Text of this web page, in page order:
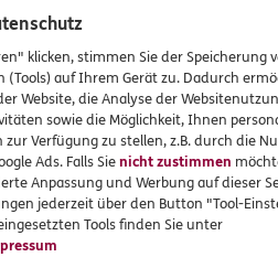
für die Vergütung der
und/oder sonstige für
Die Berücksichtigung von
insbesondere keinen Einfluss
eines
eine Vergütung erhalte
Vergütung ausfällt.
von Mitarbeitern
klicken, stimmen Sie der Speicherung
(Tools) auf Ihrem Gerät zu. Dadurch
Website, die Analyse der
sowie die Möglichkeit, Ihnen
Verfügung zu stellen, z.B. durch die
Ads. Falls Sienicht zustimmen
Anpassung und Werbung auf dieser
jederzeit über den Button "Tool-
Tools finden Sie unter